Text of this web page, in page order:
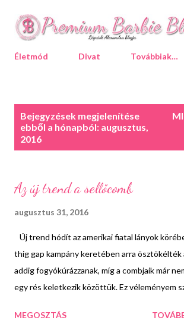
Életmód Divat Továbbiak…
Bejegyzések megjelenítése
ebből a hónapból: augusztus,
2016
Az új trend a sellőcomb
augusztus 31, 2016
Új trend hódít az amerikai fiatal lányok
thig gap kampány keretében arra ösztökélték
addig fogyókúrázzanak, míg a combjaik már
egy rés keletkezik közöttük. Ez véleményem
egyének genetikai tulajdonságait. Lehet,
MEGOSZTÁS